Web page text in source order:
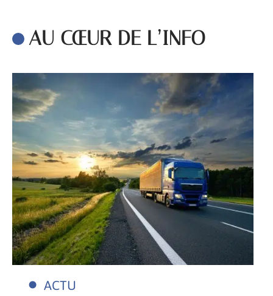
AU CŒUR DE L’INFO
ACTU